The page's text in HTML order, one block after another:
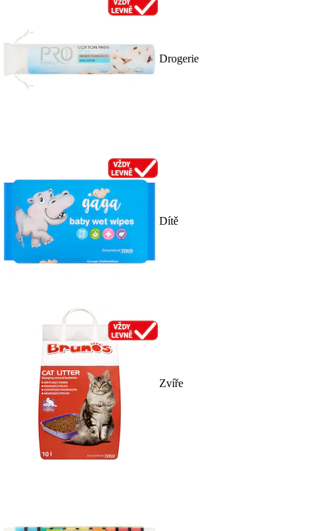
Drogerie
Dítě
Zvíře